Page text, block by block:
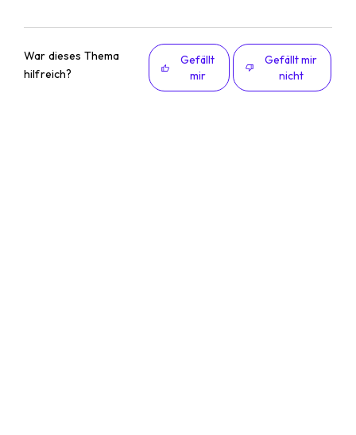
War dieses Thema
hilfreich?
Gefällt
mir
Gefällt mir
nicht